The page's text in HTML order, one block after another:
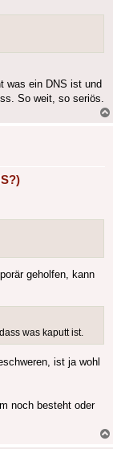
was ein DNS ist und
So weit, so seriös.
geholfen, kann
was kaputt ist.
ist ja wohl
noch besteht oder